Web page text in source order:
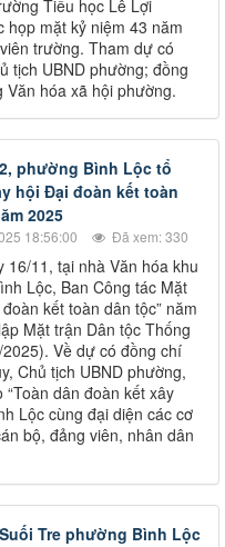
Tiểu học Lê Lợi
mặt kỷ niệm 43 năm
trường. Tham dự có
tịch UBND phường; đồng
Văn hóa xã hội phường.
phường Bình Lộc tổ
hội Đại đoàn kết toàn
2025
18:56:00 Đã xem: 330
16/11, tại nhà Văn hóa khu
Lộc, Ban Công tác Mặt
kết toàn dân tộc” năm
Mặt trận Dân tộc Thống
Về dự có đồng chí
Chủ tịch UBND phường,
dân đoàn kết xây
Lộc cùng đại diện các cơ
bộ, đảng viên, nhân dân
Tre phường Bình Lộc